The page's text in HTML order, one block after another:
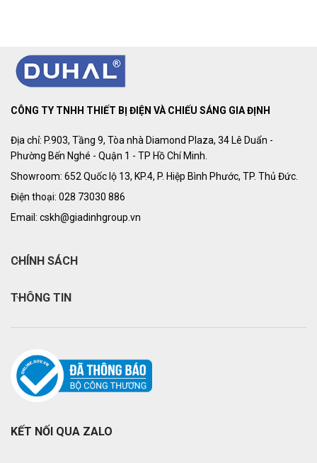
CÔNG TY TNHH THIẾT BỊ ĐIỆN VÀ CHIẾU SÁNG GIA ĐỊNH
Địa chỉ: P.903, Tầng 9, Tòa nhà Diamond Plaza, 34 Lê Duẩn -
Phường Bến Nghé - Quận 1 - TP Hồ Chí Minh.
Showroom: 652 Quốc lộ 13, KP.4, P. Hiệp Bình Phước, TP. Thủ Đức.
Điện thoại: 028 73030 886
Email: cskh@giadinhgroup.vn
CHÍNH SÁCH
THÔNG TIN
KẾT NỐI QUA ZALO